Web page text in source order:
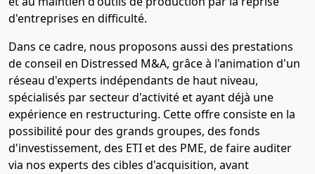
d'entreprises en difficulté.
Dans ce cadre, nous proposons aussi des prestations
de conseil en Distressed M&A, grâce à l'animation d'un
réseau d'experts indépendants de haut niveau,
spécialisés par secteur d'activité et ayant déjà une
expérience en restructuring. Cette offre consiste en la
possibilité pour des grands groupes, des fonds
d'investissement, des ETI et des PME, de faire auditer
via nos experts des cibles d'acquisition, avant